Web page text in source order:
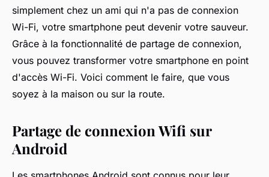
simplement chez un ami qui n'a pas de connexion
Wi-Fi, votre smartphone peut devenir votre sauveur.
Grâce à la fonctionnalité de partage de connexion,
vous pouvez transformer votre smartphone en point
d'accès Wi-Fi. Voici comment le faire, que vous
soyez à la maison ou sur la route.
Partage de connexion Wifi sur
Android